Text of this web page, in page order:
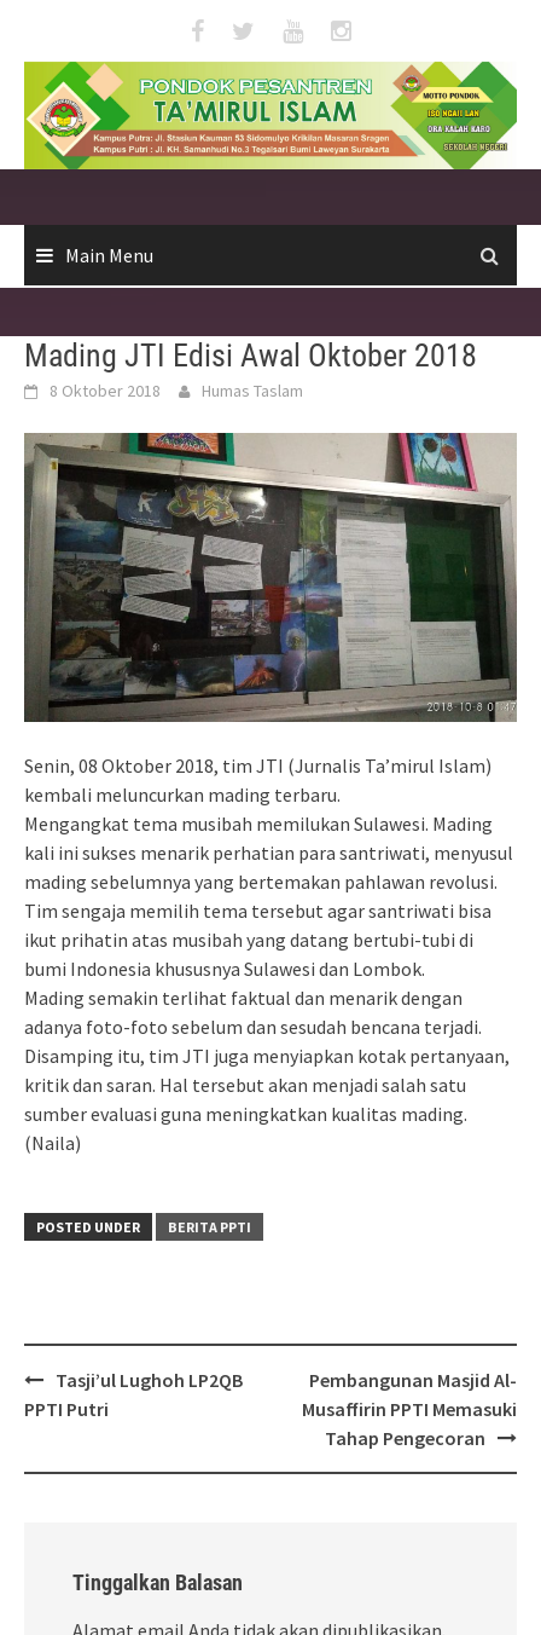
content
Main Menu
Mading JTI Edisi Awal Oktober 2018
8 Oktober 2018 Humas Taslam
Senin, 08 Oktober 2018, tim JTI (Jurnalis Ta’mirul Islam)
kembali meluncurkan mading terbaru.
Mengangkat tema musibah memilukan Sulawesi. Mading
kali ini sukses menarik perhatian para santriwati, menyusul
mading sebelumnya yang bertemakan pahlawan revolusi.
Tim sengaja memilih tema tersebut agar santriwati bisa
ikut prihatin atas musibah yang datang bertubi-tubi di
bumi Indonesia khususnya Sulawesi dan Lombok.
Mading semakin terlihat faktual dan menarik dengan
adanya foto-foto sebelum dan sesudah bencana terjadi.
Disamping itu, tim JTI juga menyiapkan kotak pertanyaan,
kritik dan saran. Hal tersebut akan menjadi salah satu
sumber evaluasi guna meningkatkan kualitas mading.
(Naila)
POSTED UNDER BERITA PPTI
Post
navigation
Tasji’ul Lughoh LP2QB
PPTI Putri
Pembangunan Masjid Al-
Musaffirin PPTI Memasuki
Tahap Pengecoran
Tinggalkan Balasan
Alamat email Anda tidak akan dipublikasikan.